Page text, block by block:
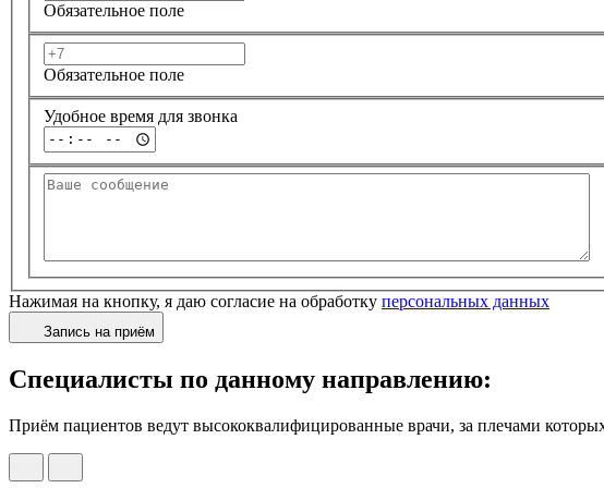
Обязательное поле
Обязательное поле
Удобное время для звонка
Нажимая на кнопку, я даю согласие на обработку персональных данных
Запись на приём
Специалисты по данному направлению:
Приём пациентов ведут высококвалифицированные врачи, за плечами